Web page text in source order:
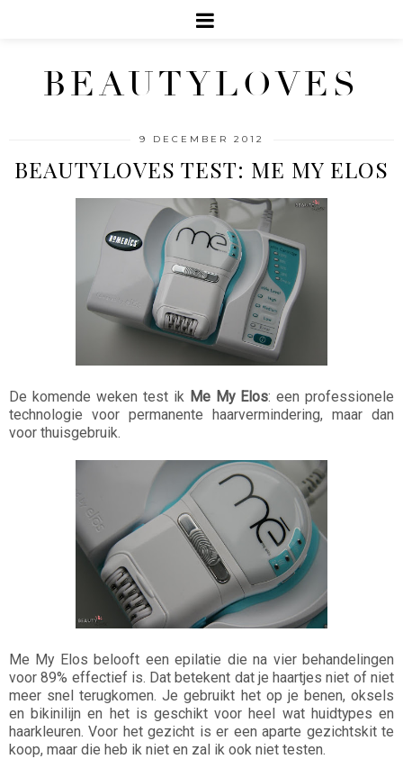
BEAUTYLOVES
9 DECEMBER 2012
BEAUTYLOVES TEST: ME MY ELOS
De komende weken test ik Me My Elos: een professionele
technologie voor permanente haarvermindering, maar dan
voor thuisgebruik.
Me My Elos belooft een epilatie die na vier behandelingen
voor 89% effectief is. Dat betekent dat je haartjes niet of niet
meer snel terugkomen. Je gebruikt het op je benen, oksels
en bikinilijn en het is geschikt voor heel wat huidtypes en
haarkleuren. Voor het gezicht is er een aparte gezichtskit te
koop, maar die heb ik niet en zal ik ook niet testen.